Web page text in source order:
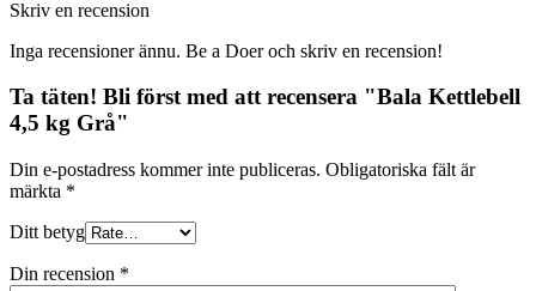
Skriv en recension
Inga recensioner ännu. Be a Doer och skriv en recension!
Ta täten! Bli först med att recensera "Bala Kettlebell
4,5 kg Grå"
Din e-postadress kommer inte publiceras. Obligatoriska fält är
märkta *
Ditt betyg
Din recension *